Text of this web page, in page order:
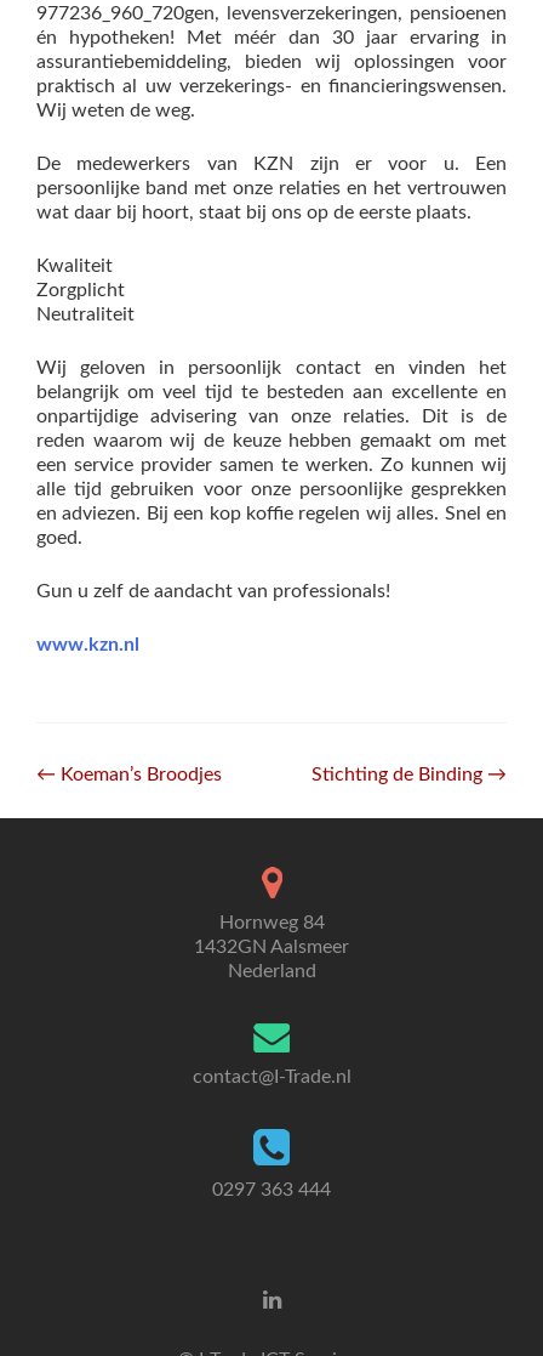
977236_960_720gen, levensverzekeringen, pensioenen
én hypotheken! Met méér dan 30 jaar ervaring in
assurantiebemiddeling, bieden wij oplossingen voor
praktisch al uw verzekerings- en financieringswensen.
Wij weten de weg.
De medewerkers van KZN zijn er voor u. Een
persoonlijke band met onze relaties en het vertrouwen
wat daar bij hoort, staat bij ons op de eerste plaats.
Kwaliteit
Zorgplicht
Neutraliteit
Wij geloven in persoonlijk contact en vinden het
belangrijk om veel tijd te besteden aan excellente en
onpartijdige advisering van onze relaties. Dit is de
reden waarom wij de keuze hebben gemaakt om met
een service provider samen te werken. Zo kunnen wij
alle tijd gebruiken voor onze persoonlijke gesprekken
en adviezen. Bij een kop koffie regelen wij alles. Snel en
goed.
Gun u zelf de aandacht van professionals!
www.kzn.nl
Post
navigation
← Koeman’s Broodjes Stichting de Binding →
Hornweg 84
1432GN Aalsmeer
Nederland
contact@I-Trade.nl
0297 363 444